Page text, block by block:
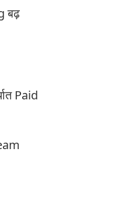
बढ़
Paid